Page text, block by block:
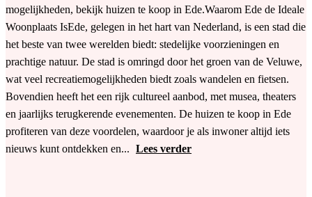
mogelijkheden, bekijk huizen te koop in Ede.Waarom Ede de Ideale
Woonplaats IsEde, gelegen in het hart van Nederland, is een stad die
het beste van twee werelden biedt: stedelijke voorzieningen en
prachtige natuur. De stad is omringd door het groen van de Veluwe,
wat veel recreatiemogelijkheden biedt zoals wandelen en fietsen.
Bovendien heeft het een rijk cultureel aanbod, met musea, theaters
en jaarlijks terugkerende evenementen. De huizen te koop in Ede
profiteren van deze voordelen, waardoor je als inwoner altijd iets
nieuws kunt ontdekken en... Lees verder